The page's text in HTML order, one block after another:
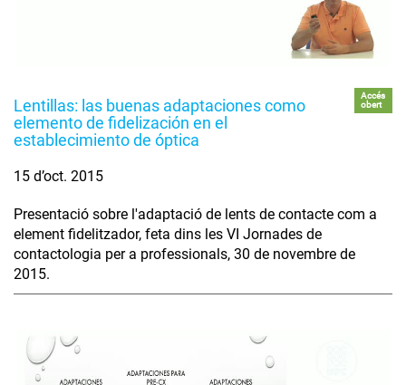
Lentillas: las buenas adaptaciones como
elemento de fidelización en el
establecimiento de óptica
Accés
obert
15 d’oct. 2015
Presentació sobre l'adaptació de lents de contacte com a
element fidelitzador, feta dins les VI Jornades de
contactologia per a professionals, 30 de novembre de
2015.